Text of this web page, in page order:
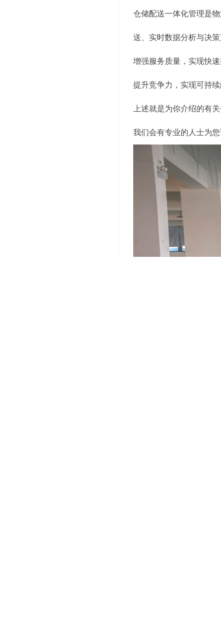
仓储配送一体化管理是
送、实时数据分析与决
增强服务质量，实现快
提升竞争力，实现可持
上述就是为你介绍的有
我们会有专业的人士为